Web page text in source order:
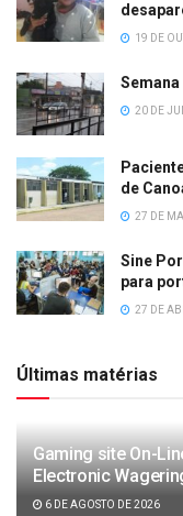
19 DE
20 DE
de
27 DE
Sine
para
27 DE
Últimas matérias
Gaming site On-
Electronic
6 DE AGOSTO DE 2026